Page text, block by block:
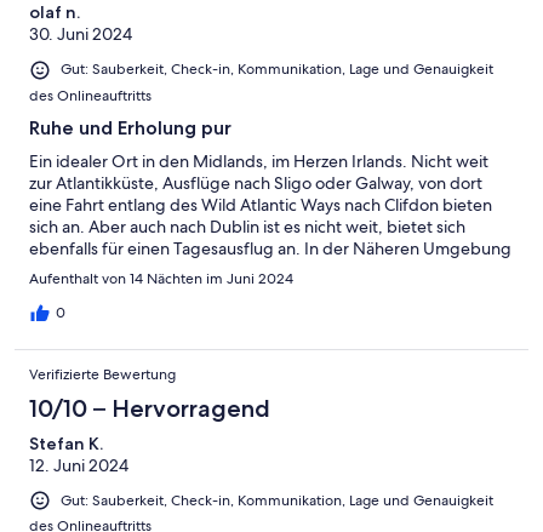
olaf n.
30. Juni 2024
Gut: Sauberkeit, Check-in, Kommunikation, Lage und Genauigkeit
des Onlineauftritts
Ruhe und Erholung pur
Ein idealer Ort in den Midlands, im Herzen Irlands. Nicht weit
zur Atlantikküste, Ausflüge nach Sligo oder Galway, von dort
eine Fahrt entlang des Wild Atlantic Ways nach Clifdon bieten
sich an. Aber auch nach Dublin ist es nicht weit, bietet sich
ebenfalls für einen Tagesausflug an. In der Näheren Umgebung
gibt es einige schöne Schlösser und Parks zu besichtigen. Wir
Cottage, etwas außerhalb des nächst gelegenen Dorfes. Das
auch an den Ruhetagen, an denen wir nicht unterwegs waren,
wohl gefühlt haben. Der Kontakt zu Eva als Vermieterin war
immer herzlich unkompliziert.
Aufenthalt von 14 Nächten im Juni 2024
0
Verifizierte Bewertung
10/10 – Hervorragend
Stefan K.
12. Juni 2024
Gut: Sauberkeit, Check-in, Kommunikation, Lage und Genauigkeit
des Onlineauftritts